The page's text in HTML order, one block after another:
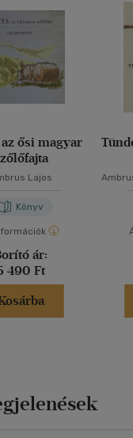
ősi magyar
Lajos
Könyv
ár:
490 Ft